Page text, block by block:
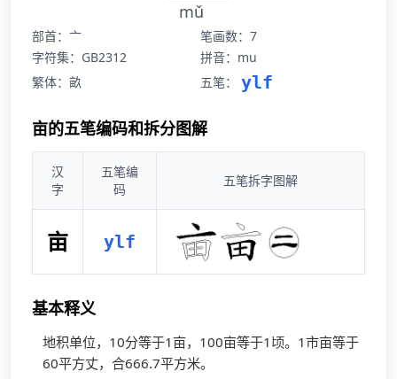
mǔ
部首：亠
笔画数：7
字符集：GB2312
拼音：mu
繁体：畝
五笔： ylf
亩的五笔编码和拆分图解
汉
字
五笔编
码
五笔拆字图解
亩 ylf
基本释义
地积单位，10分等于1亩，100亩等于1顷。1市亩等于
60平方丈，合666.7平方米。